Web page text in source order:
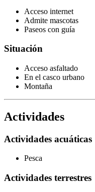
Acceso internet
Admite mascotas
Paseos con guía
Situación
Acceso asfaltado
En el casco urbano
Montaña
Actividades
Actividades acuáticas
Pesca
Actividades terrestres